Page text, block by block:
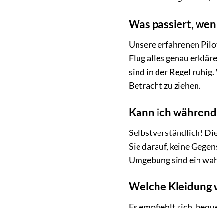
Was passiert,
Unsere erfahrenen
Flug alles genau
sind in der Regel
Betracht zu ziehen.
Kann ich
Selbstverständlich!
Sie darauf, keine
Umgebung sind ein
Welche Kleidung